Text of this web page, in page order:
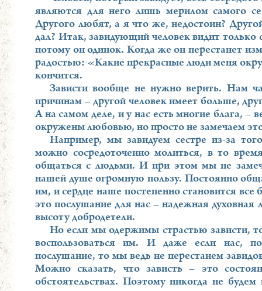
являются для него лишь мерилом самого
Другого любят, а я что же, недостоин?
дал? Итак, завидующий человек видит
потому он одинок. Когда же он перестанет
радостью: «Какие прекрасные люди меня
кончится.
Зависти вообще не нужно верить. Нам
причинам – другой человек имеет больше,
А на самом деле, и у нас есть многие блага, –
окружены любовью, но просто не замечаем
Например, мы завидуем сестре из-за
можно сосредоточенно молиться, в то
общаться с людьми. И при этом мы не
нашей душе огромную пользу. Постоянно
им, и сердце наше постепенно становится
это послушание для нас – надежная
высоту добродетели.
Но если мы одержимы страстью зависти,
воспользоваться им. И даже если нас,
послушание, то мы ведь не перестанем
Можно сказать, что зависть – это
обстоятельствах. Поэтому никогда не